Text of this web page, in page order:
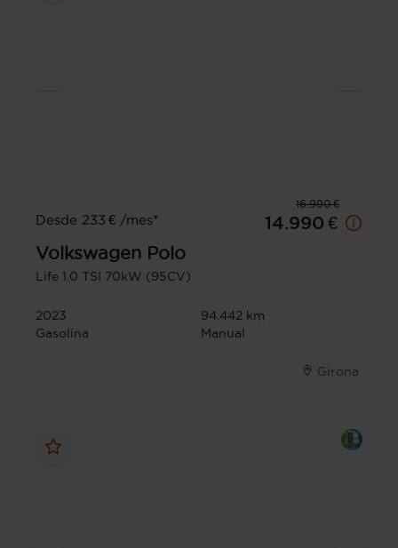
16.990 €
Desde 233 € /mes*
14.990 €
Volkswagen Polo
Life 1.0 TSI 70kW (95CV)
2023
94.442 km
Gasolina
Manual
Girona